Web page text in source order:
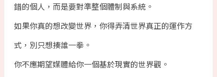
錯的個人，而是要對準整個體制與系統。
如果你真的想改變世界，你得弄清世界真正的運作方
式，別只想揍誰一拳。
你不應期望媒體給你一個基於現實的世界觀。